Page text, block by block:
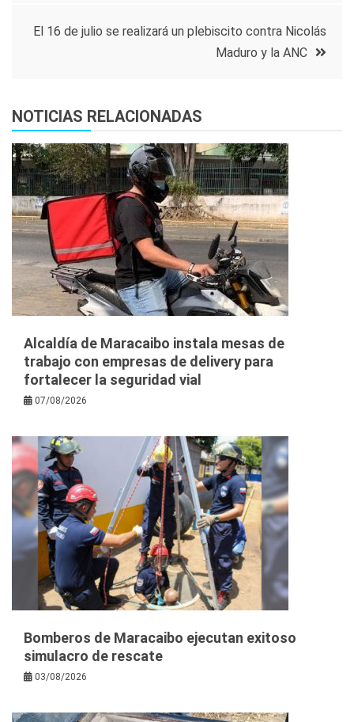
entradas
El 16 de julio se realizará un plebiscito contra Nicolás
Maduro y la ANC
NOTICIAS RELACIONADAS
Alcaldía de Maracaibo instala mesas de
trabajo con empresas de delivery para
fortalecer la seguridad vial
07/08/2026
Bomberos de Maracaibo ejecutan exitoso
simulacro de rescate
03/08/2026